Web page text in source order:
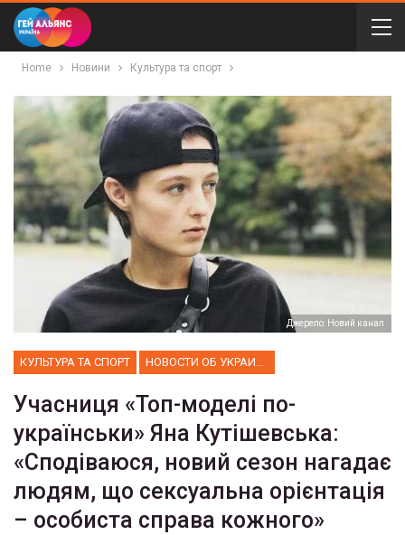
Home Новини Культура та спорт
Джерело: Новий канал
КУЛЬТУРА ТА СПОРТ НОВОСТИ ОБ УКРАИНЕ
Учасниця «Топ-моделі по-
українськи» Яна Кутішевська:
«Сподіваюся, новий сезон нагадає
людям, що сексуальна орієнтація
– особиста справа кожного»